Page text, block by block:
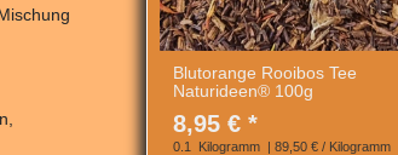
Blutorange Rooibos Tee
Naturideen® 100g
8,95 € *
0.1 Kilogramm | 89,50 € / Kilogramm